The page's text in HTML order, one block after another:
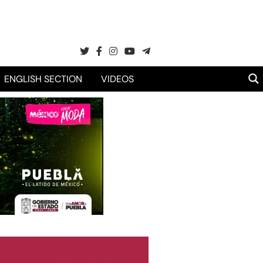
ENGLISH SECTION VIDEOS